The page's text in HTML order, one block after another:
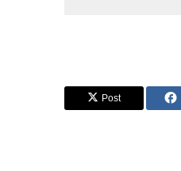
Post